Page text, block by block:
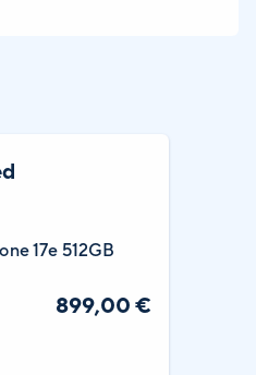
17e 512GB
899,00 €